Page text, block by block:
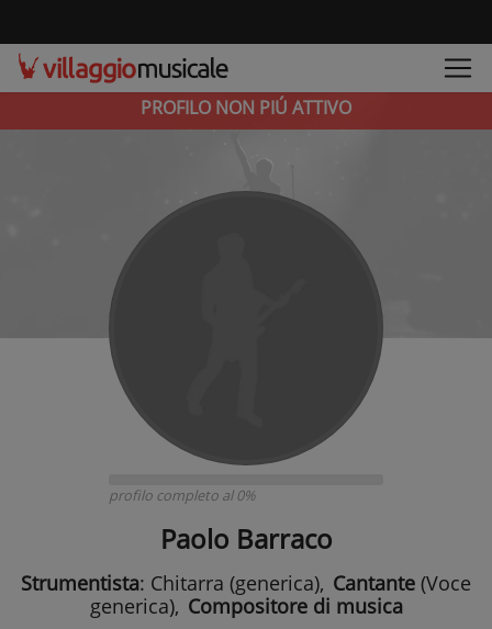
PROFILO NON PIÚ ATTIVO
profilo completo al 0%
Paolo Barraco
Strumentista: Chitarra (generica), Cantante (Voce
generica), Compositore di musica